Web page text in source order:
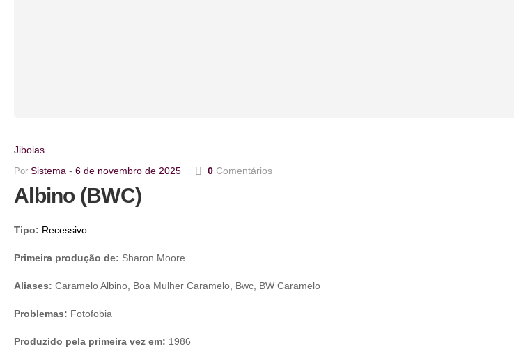
Jiboias
Por Sistema 6 de novembro de 2025 0 Comentários
Albino (BWC)
Tipo: Recessivo
Primeira produção de: Sharon Moore
Aliases: Caramelo Albino, Boa Mulher Caramelo, Bwc, BW Caramelo
Problemas: Fotofobia
Produzido pela primeira vez em: 1986